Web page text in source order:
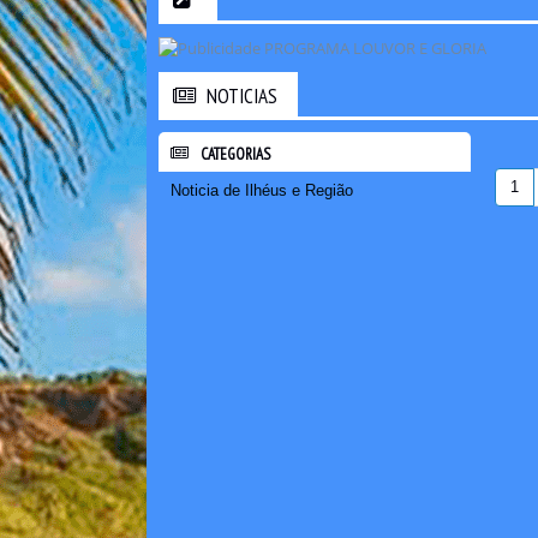
NOTICIAS
CATEGORIAS
Noticia de Ilhéus e Região 1